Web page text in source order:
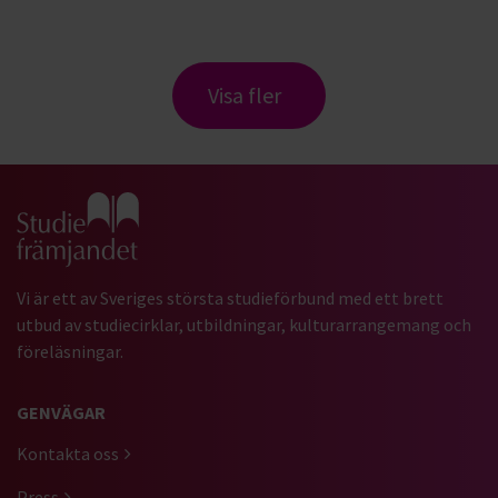
Visa fler
Gå till studiefrämjandets startsida
Vi är ett av Sveriges största studieförbund med ett brett
utbud av studiecirklar, utbildningar, kulturarrangemang och
föreläsningar.
GENVÄGAR
Kontakta oss